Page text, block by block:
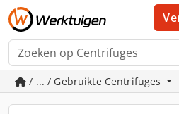
/ ... / Gebruikte Centrifuges